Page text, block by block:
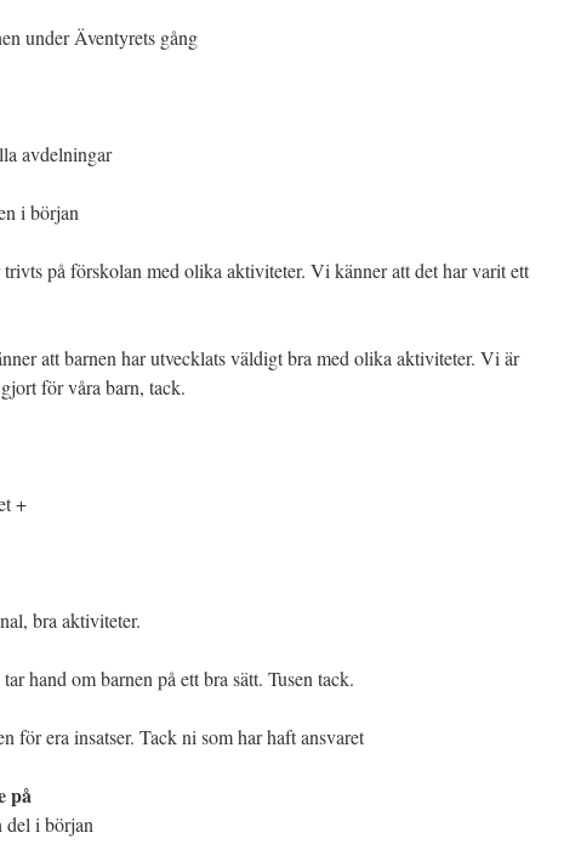
under Äventyrets gång
avdelningar
i början
trivts på förskolan med olika aktiviteter. Vi känner att det har varit ett
att barnen har utvecklats väldigt bra med olika aktiviteter. Vi är
för våra barn, tack.
+
bra aktiviteter.
hand om barnen på ett bra sätt. Tusen tack.
för era insatser. Tack ni som har haft ansvaret
på
del i början